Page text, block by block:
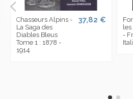
Chasseurs Alpins -
La Saga des
Diables Bleus
Tome 1 : 1878 -
1914
37,82 €
-